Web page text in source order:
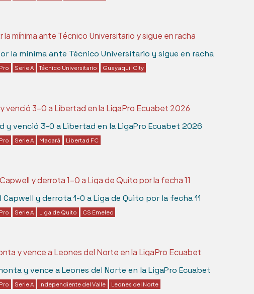
la mínima ante Técnico Universitario y sigue en racha
Serie A Técnico Universitario Guayaquil City
y venció 3-0 a Libertad en la LigaPro Ecuabet 2026
Serie A Macará Libertad FC
y derrota 1-0 a Liga de Quito por la fecha 11
Serie A Liga de Quito CS Emelec
y vence a Leones del Norte en la LigaPro Ecuabet
Serie A Independiente del Valle Leones del Norte